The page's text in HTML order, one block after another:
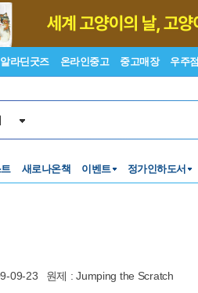
알라딘굿즈 온라인중고 중고매장 우주점
새로나온책 이벤트 정가인하도서
09-23 원제 : Jumping the Scratch